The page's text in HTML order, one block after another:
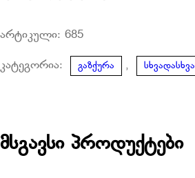
არტიკული: 685
კატეგორია: გაზქურა , სხვადასხვა
მსგავსი პროდუქტები